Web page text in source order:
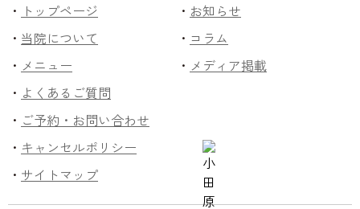
トップページ
当院について
メニュー
よくあるご質問
ご予約・お問い合わせ
キャンセルポリシー
サイトマップ
お知らせ
コラム
メディア掲載